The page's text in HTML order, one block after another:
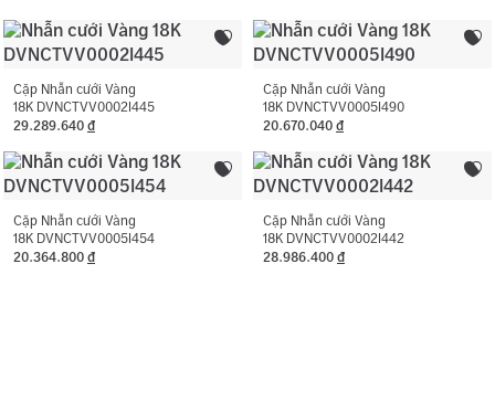
Hình dạng đá phụ:
Hình tròn
phép, chỉ áp dụng với trường hợp không phát sinh thêm
vàng.
Cặp Nhẫn cưới Vàng
18K DVNCTVV0002I445
29.289.640 đ
Cặp Nhẫn cưới Vàng
18K DVNCTVV0005I490
20.670.040 đ
Cặp Nhẫn cưới Vàng
18K DVNCTVV0005I454
20.364.800 đ
Cặp Nhẫn cưới Vàng
18K DVNCTVV0002I442
28.986.400 đ